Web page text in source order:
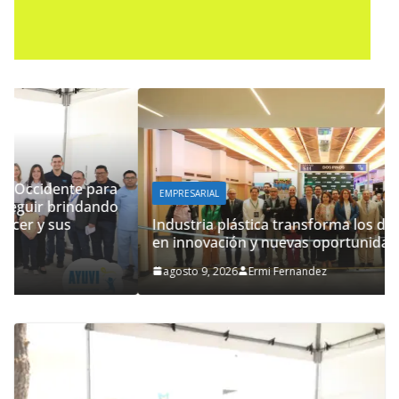
EMPRESARIAL
Industria plástica transforma los desafíos globales
en innovación y nuevas oportunidades de negocio
agosto 9, 2026 Ermi Fernandez